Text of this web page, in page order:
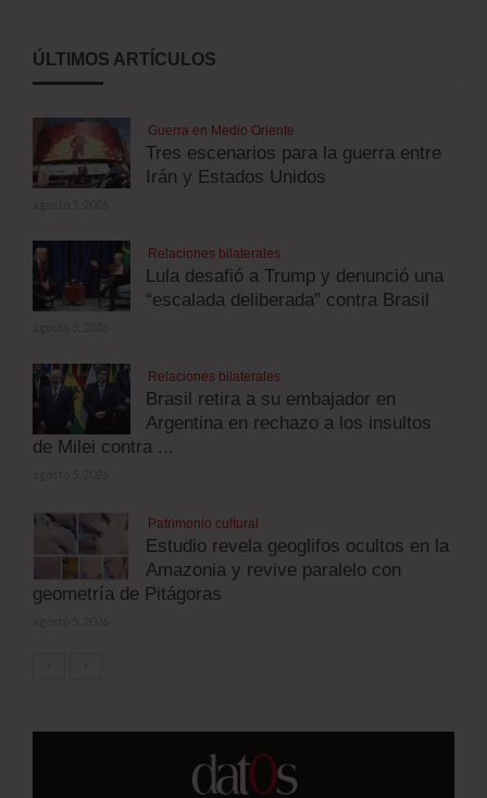
ÚLTIMOS ARTÍCULOS
Guerra en Medio Oriente
Tres escenarios para la guerra entre
Irán y Estados Unidos
Relaciones bilaterales
Lula desafió a Trump y denunció una
“escalada deliberada” contra Brasil
Relaciones bilaterales
Brasil retira a su embajador en
Argentina en rechazo a los insultos
de Milei contra ...
Patrimonio cultural
Estudio revela geoglifos ocultos en la
Amazonia y revive paralelo con
geometría de Pitágoras